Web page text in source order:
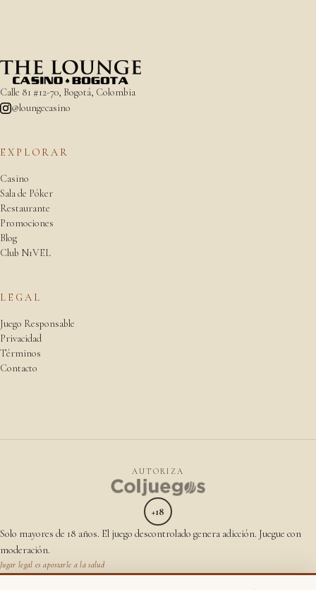
Calle 81 #12-70, Bogotá, Colombia
@loungecasino
EXPLORAR
Casino
Sala de Póker
Restaurante
Promociones
Blog
Club N1VEL
LEGAL
Juego Responsable
Privacidad
Términos
Contacto
AUTORIZA
+18
Solo mayores de 18 años. El juego descontrolado genera adicción. Juegue con
moderación.
Jugar legal es apostarle a la salud
NIT 901887519 · Contrato Coljuegos No. 2214 ·tomaelcontrol.coljuegos.gov.co·Verificar autorización